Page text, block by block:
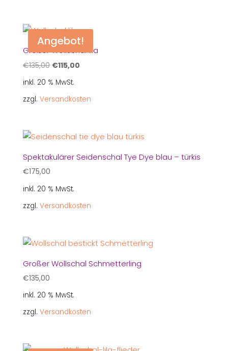
Angebot!
Großer Wollschal lila
€135,00 Ursprünglicher
war:
€135,00
€115,00Aktueller
€115,00.
inkl. 20 % MwSt.
zzgl. Versandkosten
Spektakulärer Seidenschal Tye Dye blau – türkis
€175,00
inkl. 20 % MwSt.
zzgl. Versandkosten
Großer Wollschal Schmetterling
€135,00
inkl. 20 % MwSt.
zzgl. Versandkosten